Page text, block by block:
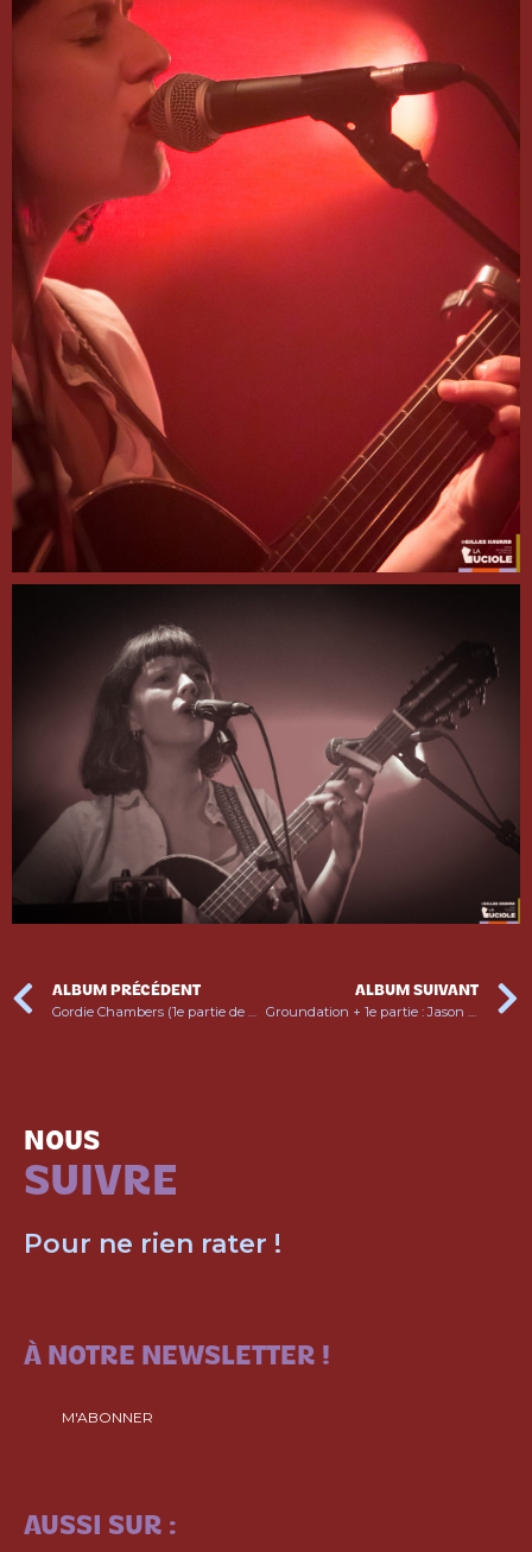
ALBUM PRÉCÉDENT
Gordie Chambers (1e partie de Mélissa Laveaux)
ALBUM SUIVANT
Groundation + 1e partie : Jason Mist
NOUS
SUIVRE
Pour ne rien rater !
À NOTRE NEWSLETTER !
M'ABONNER
AUSSI SUR :